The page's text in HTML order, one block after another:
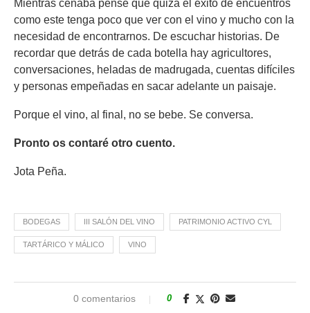
Mientras cenaba pensé que quizá el éxito de encuentros
como este tenga poco que ver con el vino y mucho con la
necesidad de encontrarnos. De escuchar historias. De
recordar que detrás de cada botella hay agricultores,
conversaciones, heladas de madrugada, cuentas difíciles
y personas empeñadas en sacar adelante un paisaje.
Porque el vino, al final, no se bebe. Se conversa.
Pronto os contaré otro cuento.
Jota Peña.
BODEGAS III SALÓN DEL VINO PATRIMONIO ACTIVO CYL
TARTÁRICO Y MÁLICO VINO
0 comentarios 0